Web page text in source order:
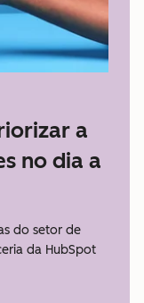
a
no dia a
do setor de
da HubSpot